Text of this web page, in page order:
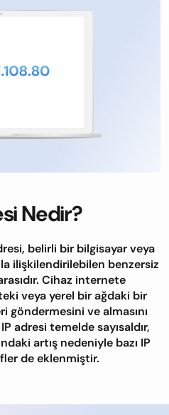
Nedir?
belirli bir bilgisayar veya
ilişkilendirilebilen benzersiz
Cihaz internete
veya yerel bir ağdaki bir
göndermesini ve almasını
adresi temelde sayısaldır,
artış nedeniyle bazı IP
de eklenmiştir.